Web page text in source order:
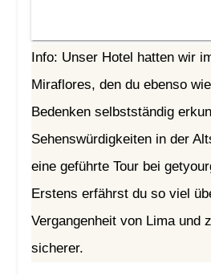
Info: Unser Hotel hatten wir
Miraflores, den du ebenso
Bedenken selbstständig
Sehenswürdigkeiten in der
eine geführte Tour bei
Erstens erfährst du so viel
Vergangenheit von Lima und
sicherer.